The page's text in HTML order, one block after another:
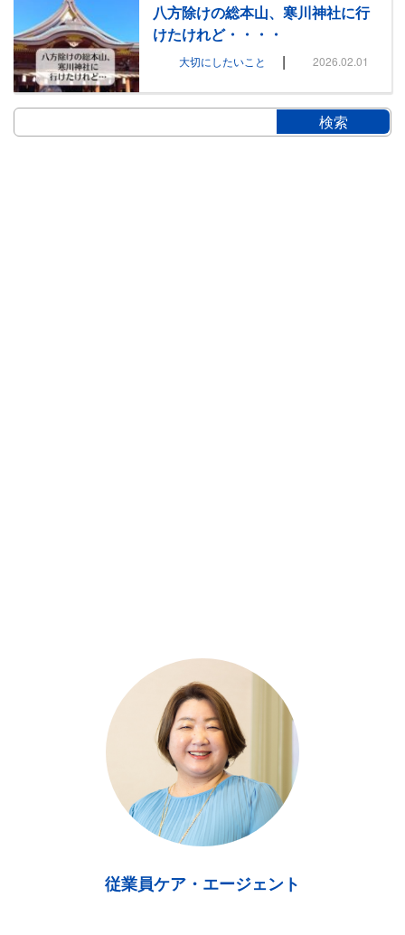
八方除けの総本山、寒川神社に行
けたけれど・・・・
大切にしたいこと | 2026.02.01
従業員ケア・エージェント